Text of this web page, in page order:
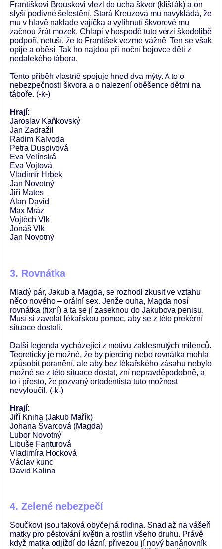
Františkovi Brouskovi vlezl do ucha škvor (klišťák) a on
slyší podivné šelestění. Stará Kreuzová mu navykládá, že
mu v hlavě naklade vajíčka a vylíhnutí škvorové mu
začnou žrát mozek. Chlapi v hospodě tuto verzi škodolibě
podpoří, netuší, že to František vezme vážně. Ten se však
opije a oběsí. Tak ho najdou při noční bojovce děti z
nedalekého tábora.
Tento příběh vlastně spojuje hned dva mýty. A to o
nebezpečnosti škvora a o nalezení oběšence dětmi na
táboře. (-k-)
Hrají:
Jaroslav Kaňkovský
Jan Zadražil
Radim Kalvoda
Petra Duspivová
Eva Velínská
Eva Vojtová
Vladimír Hrbek
Jan Novotný
Jiří Mates
Alan David
Max Mráz
Vojtěch Vlk
Jonáš Vlk
Jan Novotný
3. Rovnátka
Mladý pár, Jakub a Magda, se rozhodl zkusit ve vztahu
něco nového – orální sex. Jenže ouha, Magda nosí
rovnátka (fixní) a ta se jí zaseknou do Jakubova penisu.
Musí si zavolat lékařskou pomoc, aby se z této prekérní
situace dostali.
Další legenda vycházející z motivu zaklesnutých milenců.
Teoreticky je možné, že by piercing nebo rovnátka mohla
způsobit poranění, ale aby bez lékařského zásahu nebylo
možné se z této situace dostat, zní nepravděpodobně, a
to i přesto, že pozvaný ortodentista tuto možnost
nevyloučil. (-k-)
Hrají:
Jiří Kniha (Jakub Mařík)
Johana Švarcová (Magda)
Lubor Novotný
Libuše Fanturová
Vladimíra Hocková
Václav kunc
David Kalina
4. Zelené nebezpečí
Součkovi jsou taková obyčejná rodina. Snad až na vášeň
matky pro pěstování květin a rostlin všeho druhu. Právě
když matka odjíždí do lázní, přivezou jí nový banánovník